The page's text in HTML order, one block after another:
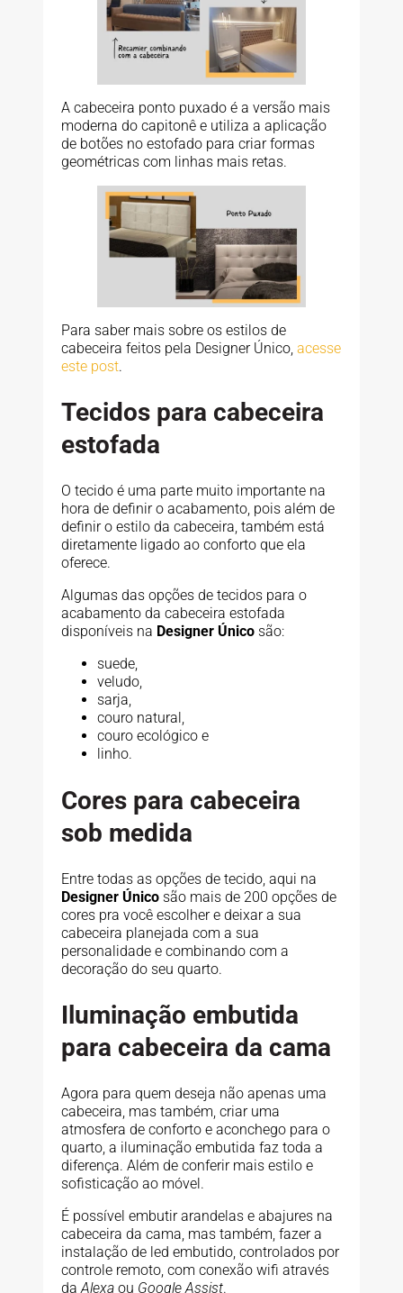
A cabeceira ponto puxado é a versão mais
moderna do capitonê e utiliza a aplicação
de botões no estofado para criar formas
geométricas com linhas mais retas.
Para saber mais sobre os estilos de
cabeceira feitos pela Designer Único, acesse
este post.
Tecidos para cabeceira
estofada
O tecido é uma parte muito importante na
hora de definir o acabamento, pois além de
definir o estilo da cabeceira, também está
diretamente ligado ao conforto que ela
oferece.
Algumas das opções de tecidos para o
acabamento da cabeceira estofada
disponíveis na Designer Único são:
suede,
veludo,
sarja,
couro natural,
couro ecológico e
linho.
Cores para cabeceira
sob medida
Entre todas as opções de tecido, aqui na
Designer Único são mais de 200 opções de
cores pra você escolher e deixar a sua
cabeceira planejada com a sua
personalidade e combinando com a
decoração do seu quarto.
Iluminação embutida
para cabeceira da cama
Agora para quem deseja não apenas uma
cabeceira, mas também, criar uma
atmosfera de conforto e aconchego para o
quarto, a iluminação embutida faz toda a
diferença. Além de conferir mais estilo e
sofisticação ao móvel.
É possível embutir arandelas e abajures na
cabeceira da cama, mas também, fazer a
instalação de led embutido, controlados por
controle remoto, com conexão wifi através
daAlexa ou Google Assist.